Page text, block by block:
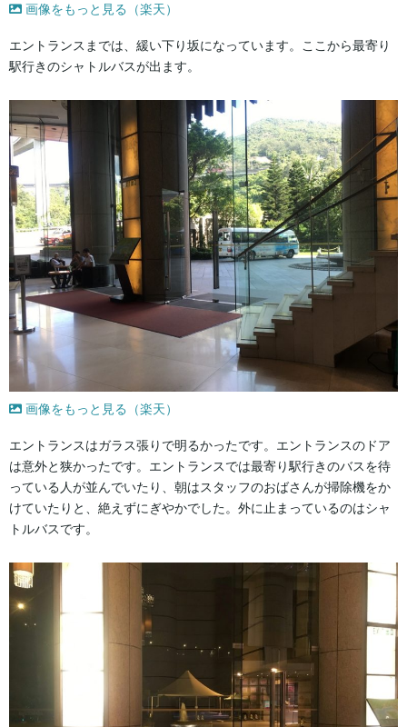
画像をもっと見る（楽天）
エントランスまでは、緩い下り坂になっています。ここから最寄り
駅行きのシャトルバスが出ます。
画像をもっと見る（楽天）
エントランスはガラス張りで明るかったです。エントランスのドア
は意外と狭かったです。エントランスでは最寄り駅行きのバスを待
っている人が並んでいたり、朝はスタッフのおばさんが掃除機をか
けていたりと、絶えずにぎやかでした。外に止まっているのはシャ
トルバスです。